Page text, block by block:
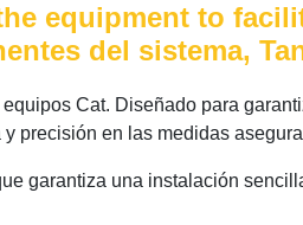
equipment to
del sistema,
Cat. Diseñado para
precisión en las medidas
garantiza una instalación